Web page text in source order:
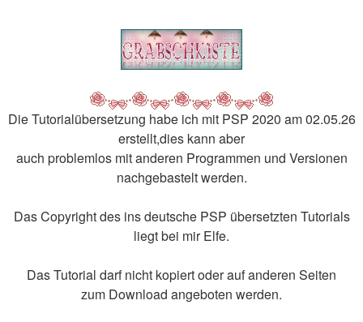
Die Tutorialübersetzung habe ich mit PSP 2020 am 02.05.26
erstellt,dies kann aber
auch problemlos mit anderen Programmen und Versionen
nachgebastelt werden.
Das Copyright des ins deutsche PSP übersetzten Tutorials
liegt bei mir Elfe.
Das Tutorial darf nicht kopiert oder auf anderen Seiten
zum Download angeboten werden.